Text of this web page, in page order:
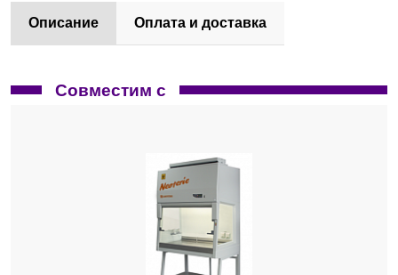
Описание Оплата и доставка
Совместим с